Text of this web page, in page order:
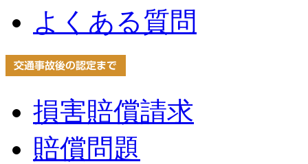
よくある質問
損害賠償請求
賠償問題